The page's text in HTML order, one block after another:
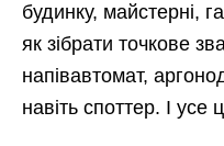
будинку, майстерні,
як зібрати точкове
напівавтомат,
навіть споттер. І усе